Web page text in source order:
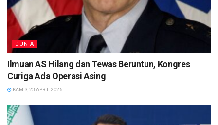
DUNIA
Ilmuan AS Hilang dan Tewas Beruntun, Kongres
Curiga Ada Operasi Asing
KAMIS, 23 APRIL 2026